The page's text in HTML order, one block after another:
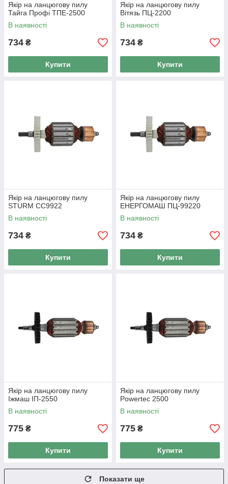
Якір на ланцюгову пилу
Тайга Профі ТПЕ-2500
В наявності
734 ₴
Купити
Якір на ланцюгову пилу
Вітязь ПЦ-2200
В наявності
734 ₴
Купити
Якір на ланцюгову пилу
STURM СС9922
В наявності
734 ₴
Купити
Якір на ланцюгову пилу
ЕНЕРГОМАШ ПЦ-99220
В наявності
734 ₴
Купити
Якір на ланцюгову пилу
Іжмаш ІП-2550
В наявності
775 ₴
Купити
Якір на ланцюгову пилу
Powertec 2500
В наявності
775 ₴
Купити
Показати ще